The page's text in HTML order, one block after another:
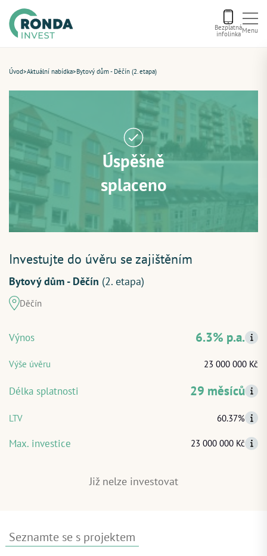
Úvod
Letní bonus
Aktuální nabídka
O nás
Financování
Bezplatná
infolinka Menu
Úvod>Aktuální nabídka>Bytový dům - Děčín (2. etapa)
Úspěšně
splaceno
Investujte do úvěru se zajištěním
Bytový dům - Děčín (2. etapa)
Děčín
Výnos 6.3% p.a.
Výše úvěru 23 000 000 Kč
Délka splatnosti 29 měsíců
LTV 60.37%
Max. investice 23 000 000 Kč
Již nelze investovat
Seznamte se s projektem